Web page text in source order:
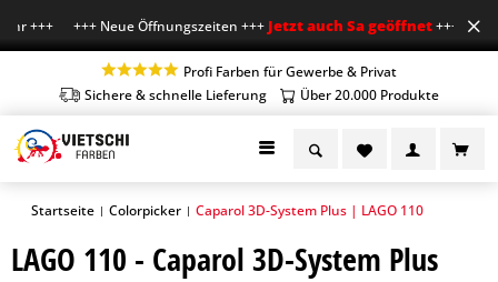
+++ +++ Neue Öffnungszeiten +++Jetzt auch Sa geöffnet+++ Mo-Fr 7-
Profi Farben für Gewerbe & Privat
Sichere & schnelle Lieferung
Über 20.000 Produkte
Startseite | Colorpicker | Caparol 3D-System Plus | LAGO 110
LAGO 110 - Caparol 3D-System Plus